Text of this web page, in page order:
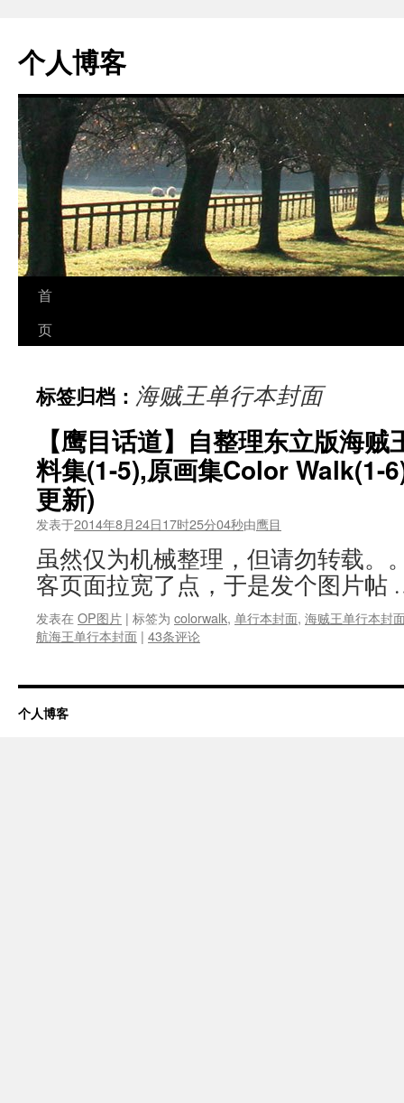
个人博客
跳
至
文
首
页
标签归档： 海贼王单行本封面
【鹰目话道】自整理东立版海
料集(1-5),原画集Color Walk(1-
更新)
发表于2014年8月24日17时25分04秒由鹰目
虽然仅为机械整理，但请勿转载。
客页面拉宽了点，于是发个图片
发表在 OP图片 | 标签为 colorwalk, 单行本封面, 海贼王单行本封
航海王单行本封面 | 43条评论
个人博客